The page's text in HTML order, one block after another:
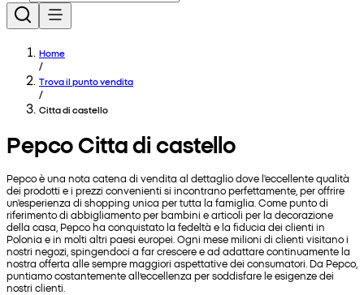
Home
/
Trova il punto vendita
/
Citta di castello
Pepco Citta di castello
Pepco è una nota catena di vendita al dettaglio dove l'eccellente qualità
dei prodotti e i prezzi convenienti si incontrano perfettamente, per offrire
un'esperienza di shopping unica per tutta la famiglia. Come punto di
riferimento di abbigliamento per bambini e articoli per la decorazione
della casa, Pepco ha conquistato la fedeltà e la fiducia dei clienti in
Polonia e in molti altri paesi europei. Ogni mese milioni di clienti visitano i
nostri negozi, spingendoci a far crescere e ad adattare continuamente la
nostra offerta alle sempre maggiori aspettative dei consumatori. Da Pepco,
puntiamo costantemente all’eccellenza per soddisfare le esigenze dei
nostri clienti.